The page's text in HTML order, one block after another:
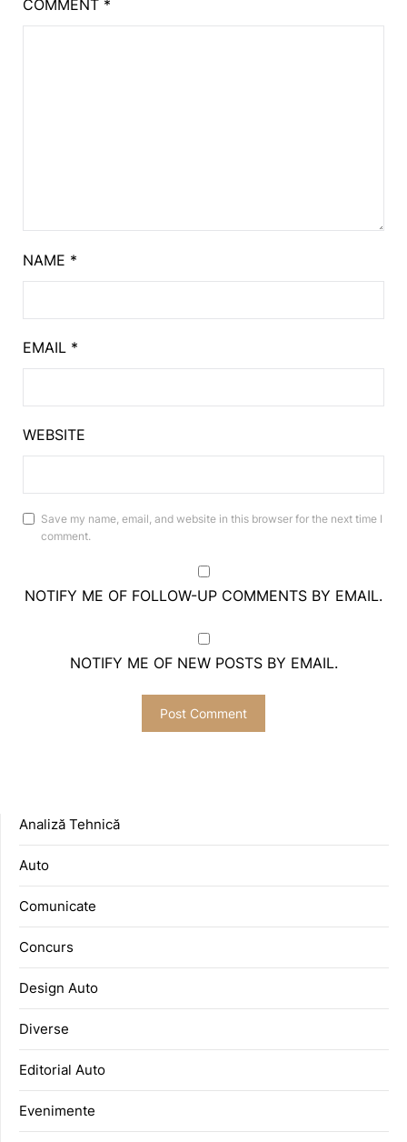
COMMENT *
NAME *
EMAIL *
WEBSITE
Save my name, email, and website in this browser for the next time I
comment.
NOTIFY ME OF FOLLOW-UP COMMENTS BY EMAIL.
NOTIFY ME OF NEW POSTS BY EMAIL.
Analiză Tehnică
Auto
Comunicate
Concurs
Design Auto
Diverse
Editorial Auto
Evenimente